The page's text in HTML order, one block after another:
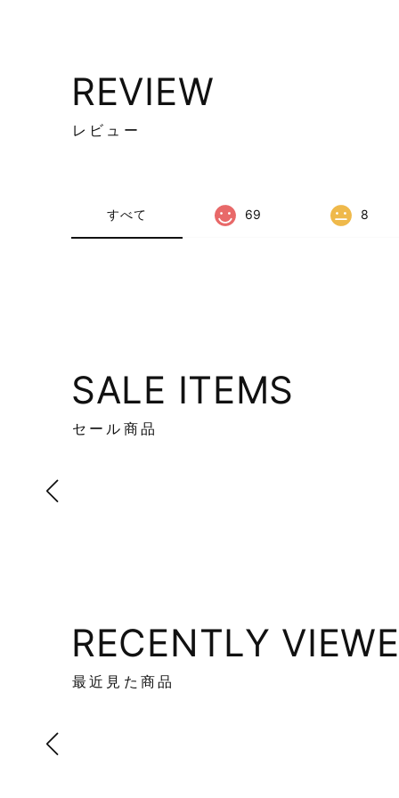
REVIEW
レビュー
すべて 69 8
SALE ITEMS
セール商品
RECENTLY
最近見た商品